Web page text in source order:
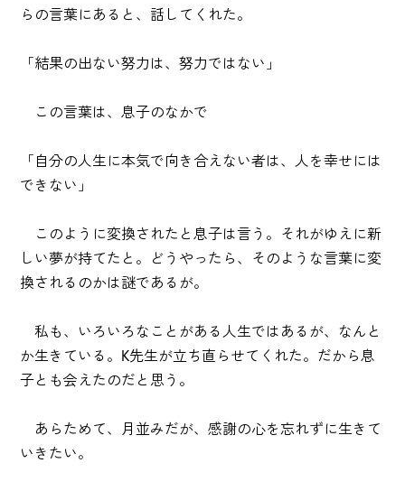
らの言葉にあると、話してくれた。
「結果の出ない努力は、努力ではない」
この言葉は、息子のなかで
「自分の人生に本気で向き合えない者は、人を幸せには
できない」
このように変換されたと息子は言う。それがゆえに新
しい夢が持てたと。どうやったら、そのような言葉に変
換されるのかは謎であるが。
私も、いろいろなことがある人生ではあるが、なんと
か生きている。K先生が立ち直らせてくれた。だから息
子とも会えたのだと思う。
あらためて、月並みだが、感謝の心を忘れずに生きて
いきたい。